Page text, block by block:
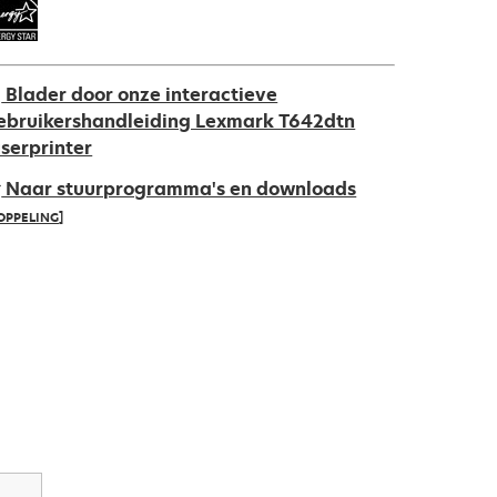
Blader door onze interactieve
Lexmark T642dtn
Naar stuurprogramma's en downloads